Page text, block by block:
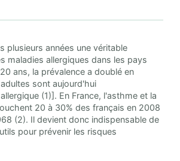
plusieurs années une véritable
maladies allergiques dans les pays
ans, la prévalence a doublé en
sont aujourd'hui
(1)]. En France, l'asthme et la
20 à 30% des français en 2008
(2). Il devient donc indispensable de
pour prévenir les risques